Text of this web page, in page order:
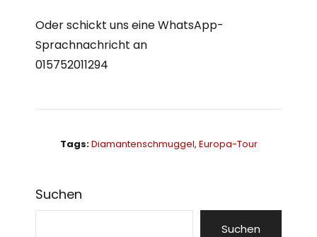
Oder schickt uns eine WhatsApp-
Sprachnachricht an
015752011294
Tags:Diamantenschmuggel, Europa-Tour
Suchen
Suchen